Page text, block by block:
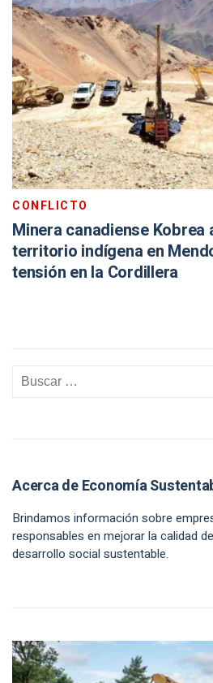
CONFLICTO
Minera canadiense Kobrea
territorio indígena en
tensión en la Cordillera
Acerca de Economía
Brindamos información sobre
responsables en mejorar la calidad
desarrollo social sustentable.